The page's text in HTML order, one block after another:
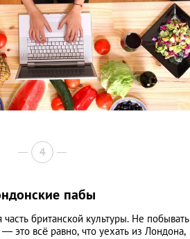
4
пабы
британской культуры. Не побывать
это всё равно, что уехать из Лондона,